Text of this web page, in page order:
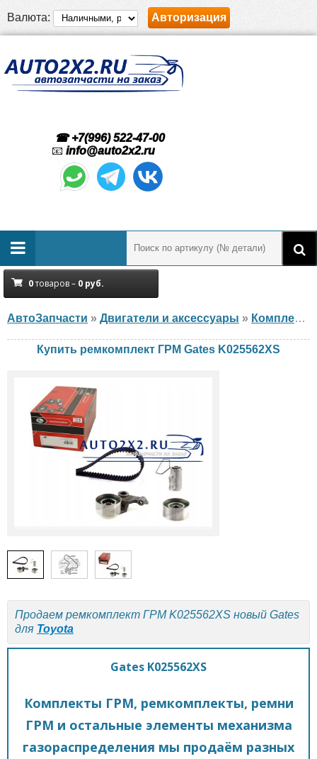
Валюта: Авторизация
☎ +7(996) 522-47-00
📧 info@auto2x2.ru
0товаров – 0 руб.
АвтоЗапчасти » Двигатели и аксессуары » Комплект ГРМ
Купить ремкомплект ГРМ Gates K025562XS
Продаем ремкомплект ГРМ K025562XS новый Gates
для Toyota
Gates K025562XS
Комплекты ГРМ, ремкомплекты, ремни
ГРМ и остальные элементы механизма
газораспределения мы продаём разных